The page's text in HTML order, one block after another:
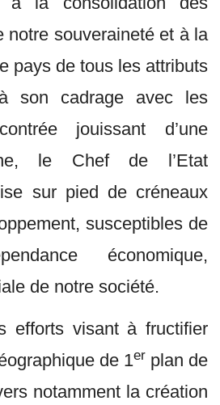
notre souveraineté et à la
pays de tous les attributs
son cadrage avec les
jouissant d’une
le Chef de l’Etat
sur pied de créneaux
susceptibles de
économique,
de notre société.
efforts visant à fructifier
de 1er plan de
notamment la création